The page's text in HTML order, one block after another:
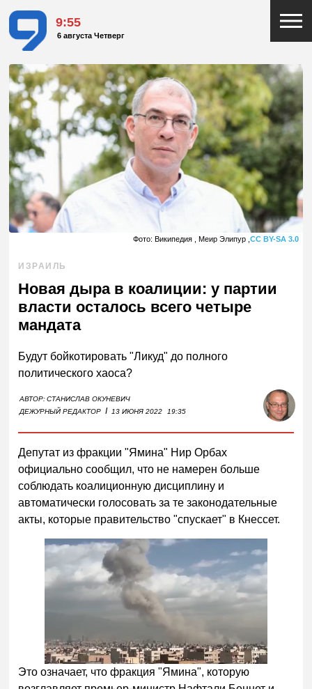
9:55
6 августа Четверг
Фото: Википедия , Меир Элипур , CC BY-SA 3.0
ИЗРАИЛЬ
Новая дыра в коалиции: у партии
власти осталось всего четыре
мандата
Будут бойкотировать "Ликуд" до полного
политического хаоса?
АВТОР:СТАНИСЛАВ ОКУНЕВИЧ
ДЕЖУРНЫЙ РЕДАКТОР I 13 ИЮНЯ 2022 19:35
Депутат из фракции "Ямина" Нир Орбах
официально сообщил, что не намерен больше
соблюдать коалиционную дисциплину и
автоматически голосовать за те законодательные
акты, которые правительство "спускает" в Кнессет.
Это означает, что фракция "Ямина", которую